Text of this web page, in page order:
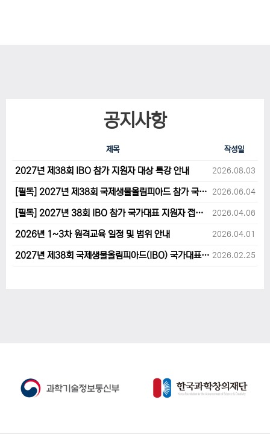
공지사항
제목 작성일
2027년 제38회 IBO 참가 지원자 대상 특강 안내 2026.08.03
[필독] 2027년 제38회 국제생물올림피아드 참가 국가대표 1차후보자 선발고사 범위 및 일정 안내 2026.06.04
[필독] 2027년 38회 IBO 참가 국가대표 지원자 접수 마감 및 원격교육 관련 공지사항 안내입니다. 2026.04.06
2026년 1~3차 원격교육 일정 및 범위 안내 2026.04.01
2027년 제38회 국제생물올림피아드(IBO) 국가대표 후보자 지원 안내 2026.02.25